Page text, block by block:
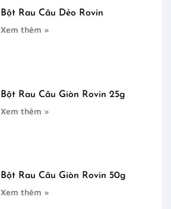
Bột Rau Câu Dẻo Rovin
Xem thêm »
Bột Rau Câu Giòn Rovin 25g
Xem thêm »
Bột Rau Câu Giòn Rovin 50g
Xem thêm »